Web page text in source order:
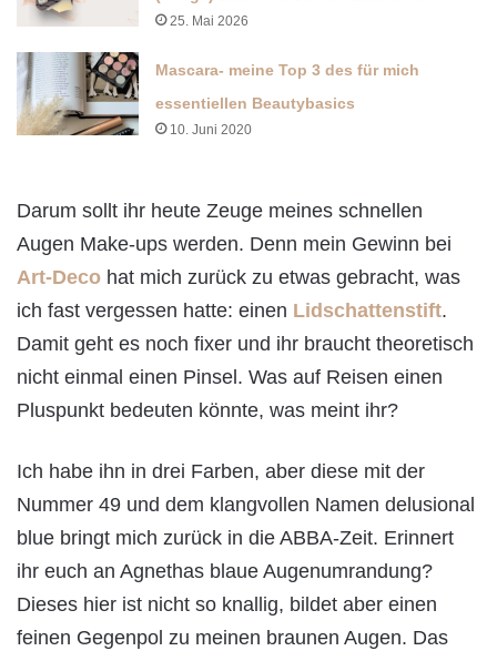
25. Mai 2026
Mascara- meine Top 3 des für mich
essentiellen Beautybasics
10. Juni 2020
Darum sollt ihr heute Zeuge meines schnellen
Augen Make-ups werden. Denn mein Gewinn bei
Art-Deco hat mich zurück zu etwas gebracht, was
ich fast vergessen hatte: einen Lidschattenstift.
Damit geht es noch fixer und ihr braucht theoretisch
nicht einmal einen Pinsel. Was auf Reisen einen
Pluspunkt bedeuten könnte, was meint ihr?
Ich habe ihn in drei Farben, aber diese mit der
Nummer 49 und dem klangvollen Namen delusional
blue bringt mich zurück in die ABBA-Zeit. Erinnert
ihr euch an Agnethas blaue Augenumrandung?
Dieses hier ist nicht so knallig, bildet aber einen
feinen Gegenpol zu meinen braunen Augen. Das